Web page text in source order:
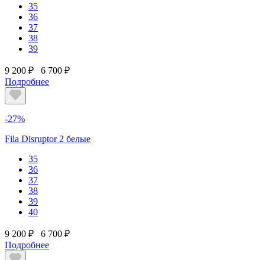
35
36
37
38
39
9 200 ₽
6 700 ₽
Подробнее
-27%
Fila Disruptor 2 белые
35
36
37
38
39
40
9 200 ₽
6 700 ₽
Подробнее